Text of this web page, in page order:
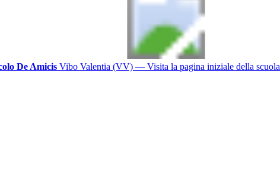
De Amicis Vibo Valentia (VV) — Visita la pagina iniziale della scuola